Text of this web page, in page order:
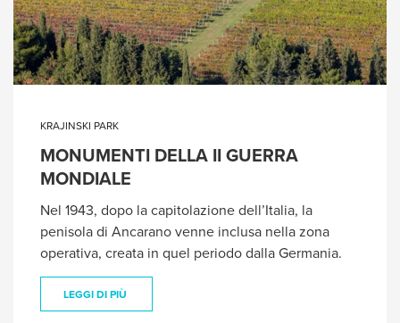
KRAJINSKI PARK
MONUMENTI DELLA II GUERRA
MONDIALE
Nel 1943, dopo la capitolazione dell’Italia, la
penisola di Ancarano venne inclusa nella zona
operativa, creata in quel periodo dalla Germania.
LEGGI DI PIÙ